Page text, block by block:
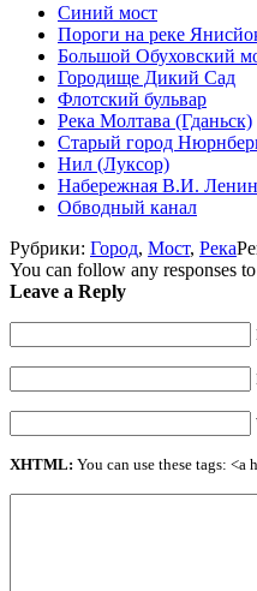
Синий мост
Пороги на реке
Большой Обуховский
Городище Дикий Сад
Флотский бульвар
Река Молтава (Гданьск)
Старый город
Нил (Луксор)
Набережная В.И.
Обводный канал
Рубрики: Город, Мост, Река
You can follow any responses
Leave a Reply
XHTML: You can use these tags: